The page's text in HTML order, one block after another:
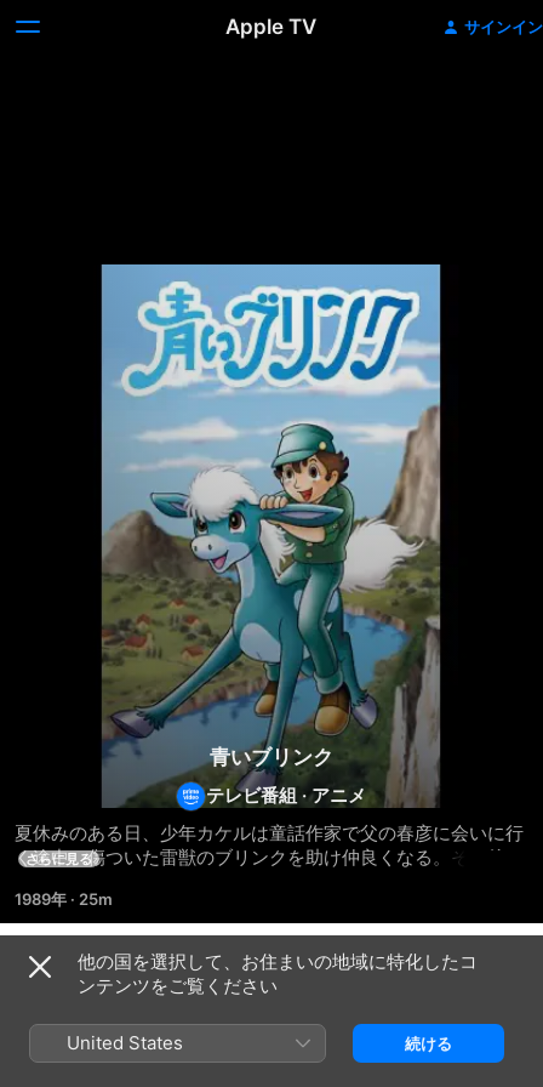
Apple TV サインイン
青いブリンク
テレビ番組 ·アニメ
夏休みのある日、少年カケルは童話作家で父の春彦に会いに行
く途中、傷ついた雷獣のブリンクを助け仲良くなる。その後、
リンクの長い旅が始まる。長い旅路の末、父をさらったグロス
皇帝のもとにたどり着いたカケルとブリンクに待ち受けている
意外な結末とは…。
さらに見る
1989年 · 25m
シーズン 1
他の国を選択して、お住まいの地域に特化したコ
ンテンツをご覧ください
United States 続ける